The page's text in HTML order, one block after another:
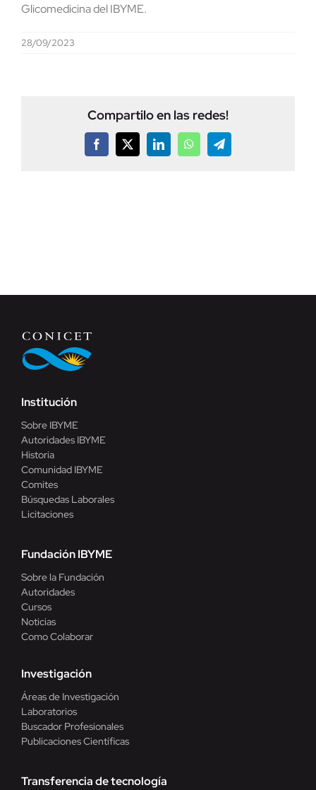
Glicomedicina del IBYME.
28/09/2023
Compartilo en las redes!
Facebook
X LinkedInWhatsAppTelegram
Institución
Sobre IBYME
Autoridades IBYME
Historia
Comunidad IBYME
Comites
Búsquedas Laborales
Licitaciones
Fundación IBYME
Sobre la Fundación
Autoridades
Cursos
Noticias
Como Colaborar
Investigación
Áreas de Investigación
Laboratorios
Buscador Profesionales
Publicaciones Científicas
Transferencia de tecnología